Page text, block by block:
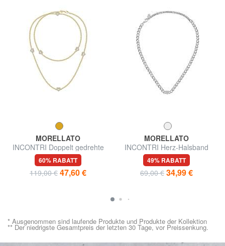
MORELLATO
INCONTRI Doppelt gedrehte
Halskette mit Herzen
60% RABATT
119,00 € 47,60 €
MORELLATO
INCONTRI Herz-Halsband
49% RABATT
69,00 € 34,99 €
* Ausgenommen sind laufende Produkte und Produkte der Kollektion
** Der niedrigste Gesamtpreis der letzten 30 Tage, vor Preissenkung.